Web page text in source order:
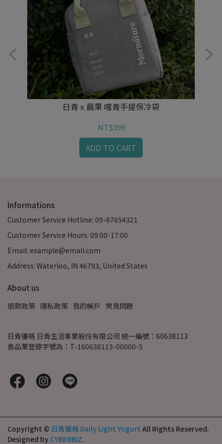
日青ｘ晨果 嚐青手提保冷袋
NT$399
ADD TO CART
Informations
Customer Service Hotline: 09-87654321
Customer Service Hours: 09:00-17:00
Email: example@email.com
Address: Waterloo, IN 46793, United States
About us
退款政策 隱私政策 我的帳戶 常見問題
日青優格 日青生活事業股份有限公司 統一編號：60638113
食品業登錄字號為：T-160638113-00000-5
Copyright © 日青優格 Daily Light Yogurt All Rights Reserved.
Designed by CYBERBIZ.